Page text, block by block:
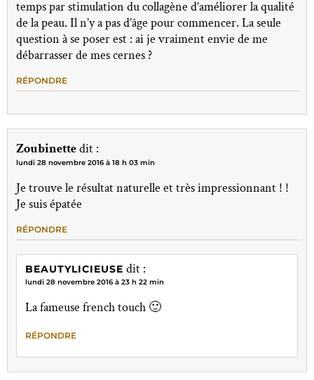
temps par stimulation du collagène d’améliorer la qualité
de la peau. Il n’y a pas d’âge pour commencer. La seule
question à se poser est : ai je vraiment envie de me
débarrasser de mes cernes ?
RÉPONDRE
Zoubinettedit :
lundi 28 novembre 2016 à 18 h 03 min
Je trouve le résultat naturelle et très impressionnant ! !
Je suis épatée
RÉPONDRE
BEAUTYLICIEUSE dit :
lundi 28 novembre 2016 à 23 h 22 min
La fameuse french touch 🙂
RÉPONDRE